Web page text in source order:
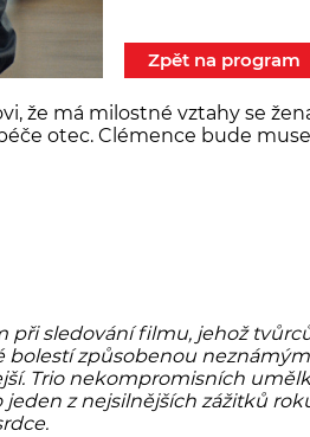
Zpět na program
že má milostné vztahy se
otec. Clémence bude
sledování filmu, jehož
způsobenou
Trio nekompromisních
jeden z nejsilnějších zážitků